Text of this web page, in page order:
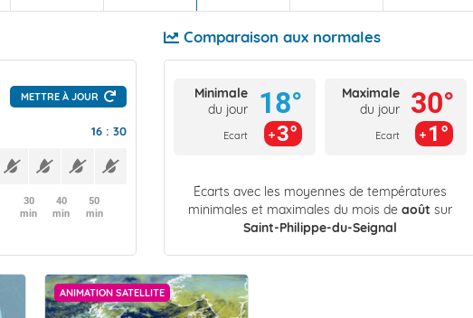
METTRE À JOUR
16 : 30
30
min
40
min
50
min
Comparaison aux normales
Minimale
du jour
Ecart
18°
3°
Maximale
du jour
Ecart
30°
1°
Écarts avec les moyennes de températures
minimales et maximales du mois de août sur
Saint-Philippe-du-Seignal
ANIMATION SATELLITE